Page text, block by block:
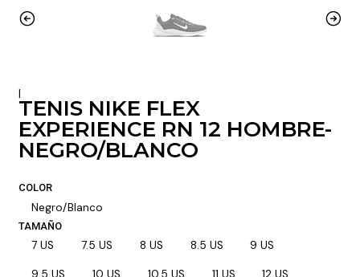
|
TENIS NIKE FLEX
EXPERIENCE RN 12 HOMBRE-
NEGRO/BLANCO
COLOR
Negro/Blanco
TAMAÑO
7 US 7.5 US 8 US 8.5 US 9 US
9.5 US 10 US 10.5 US 11 US 12 US